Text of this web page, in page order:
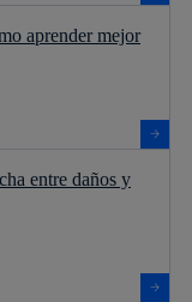
aprender mejor
entre daños y